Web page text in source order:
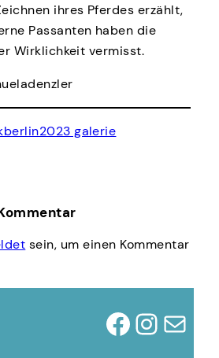
ihres Pferdes erzählt,
Passanten haben die
Wirklichkeit vermisst.
galerie
sein, um einen Kommentar
Facebook InstagramE-Mail